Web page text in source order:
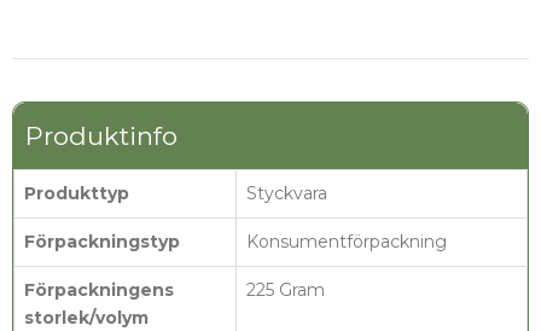
Produktinfo
Produkttyp Styckvara
Förpackningstyp Konsumentförpackning
Förpackningens
storlek/volym
225 Gram